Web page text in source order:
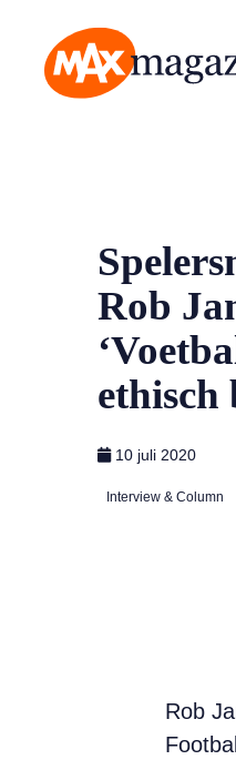
Rob
ethisch
10 juli 2020
Interview & Column
Rob